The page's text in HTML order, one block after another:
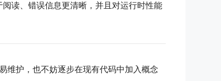
读、错误信息更清晰，并且对运行时性能
维护，也不妨逐步在现有代码中加入概念